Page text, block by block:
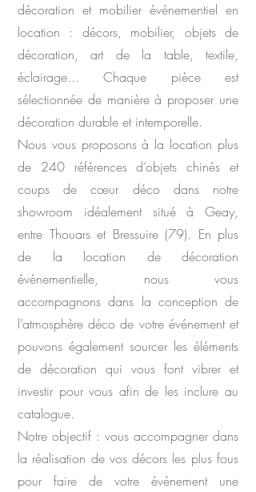
décoration et mobilier événementiel en
location : décors, mobilier, objets de
décoration, art de la table, textile,
éclairage... Chaque pièce est
sélectionnée de manière à proposer une
décoration durable et intemporelle.
Nous vous proposons à la location plus
de 240 références d’objets chinés et
coups de cœur déco dans notre
showroom idéalement situé à Geay,
entre Thouars et Bressuire (79). En plus
de la location de décoration
événementielle, nous vous
accompagnons dans la conception de
l’atmosphère déco de votre événement et
pouvons également sourcer les éléments
de décoration qui vous font vibrer et
investir pour vous afin de les inclure au
catalogue.
Notre objectif : vous accompagner dans
la réalisation de vos décors les plus fous
pour faire de votre événement une